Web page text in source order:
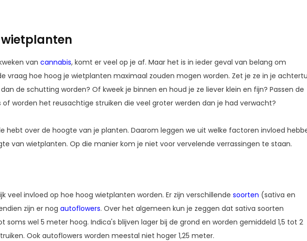
vancannabis, komt er veel op je af. Maar het is in ieder geval van belang om
vraag hoe hoog je wietplanten maximaal zouden mogen worden. Zet je ze in je
de schutting worden? Of kweek je binnen en houd je ze liever klein en fijn? Passen de
of worden het reusachtige struiken die veel groter werden dan je had verwacht?
hebt over de hoogte van je planten. Daarom leggen we uit welke factoren invloed
van wietplanten. Op die manier kom je niet voor vervelende verrassingen te staan.
veel invloed op hoe hoog wietplanten worden. Er zijn verschillendesoorten (sativa en
zijn er nogautoflowers. Over het algemeen kun je zeggen dat sativa soorten
soms wel 5 meter hoog. Indica's blijven lager bij de grond en worden gemiddeld 1,5 tot 2
Ook autoflowers worden meestal niet hoger 1,25 meter.